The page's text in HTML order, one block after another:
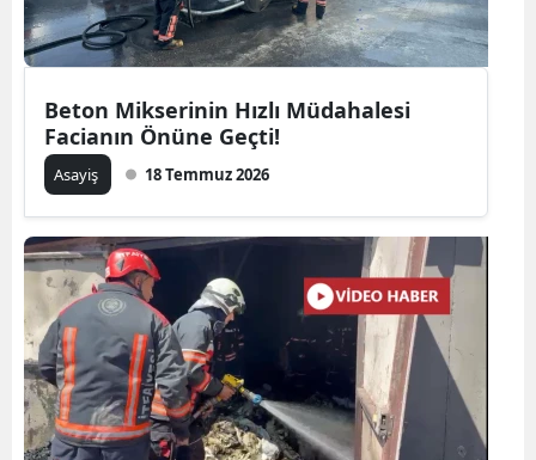
Beton Mikserinin Hızlı Müdahalesi
Facianın Önüne Geçti!
Asayiş 18 Temmuz 2026